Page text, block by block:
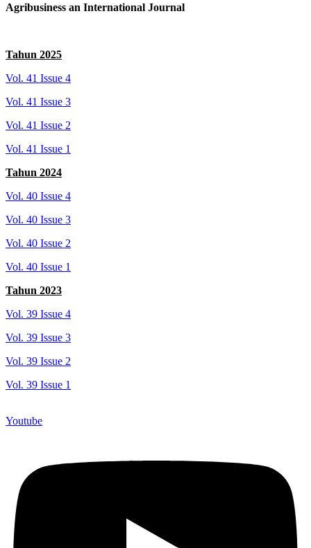
Agribusiness an International Journal
Tahun 2025
Vol. 41 Issue 4
Vol. 41 Issue 3
Vol. 41 Issue 2
Vol. 41 Issue 1
Tahun 2024
Vol. 40 Issue 4
Vol. 40 Issue 3
Vol. 40 Issue 2
Vol. 40 Issue 1
Tahun 2023
Vol. 39 Issue 4
Vol. 39 Issue 3
Vol. 39 Issue 2
Vol. 39 Issue 1
Youtube